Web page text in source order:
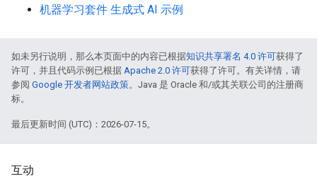
机器学习套件 生成式 AI 示例
如未另行说明，那么本页面中的内容已根据知识共享署名 4.0 许可获得了
许可，并且代码示例已根据 Apache 2.0 许可获得了许可。有关详情，请
参阅 Google 开发者网站政策。Java 是 Oracle 和/或其关联公司的注册商
标。
最后更新时间 (UTC)：2026-07-15。
互动